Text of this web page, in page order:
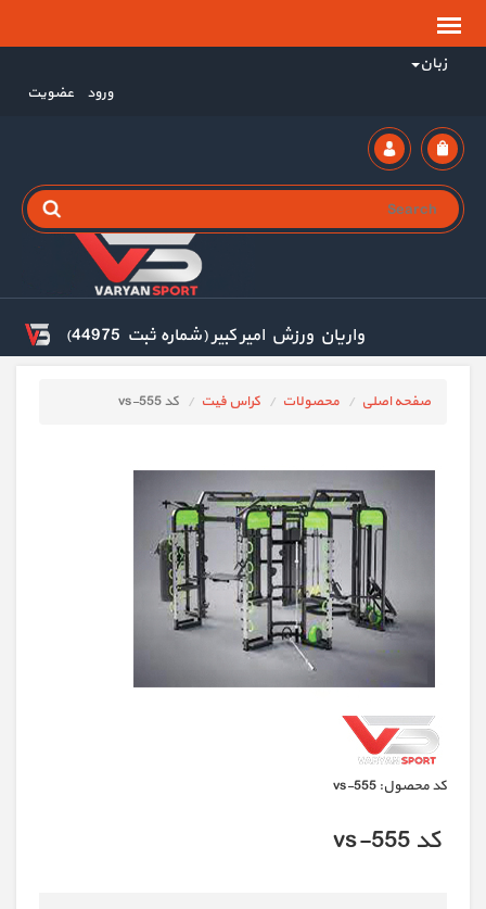
زبان
ورود عضویت
واریان ورزش امیر کبیر (شماره ثبت 44975)
صفحه اصلی محصولات کراس فیت کد vs-555
كد محصول: vs-555
کد vs-555